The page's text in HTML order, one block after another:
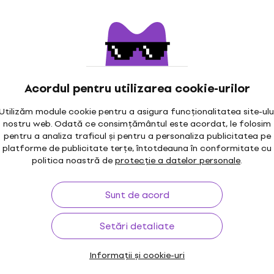
Acordul pentru utilizarea cookie-urilor
module cookie pentru a asigura funcționalitatea site-
nostru web. Odată ce consimțământul este acordat, le folosim
pentru a analiza traficul și pentru a personaliza publicitatea pe
platforme de publicitate terțe, întotdeauna în conformitate cu
politica noastră deprotecție a datelor personale.
Sunt de acord
Setări detaliate
Informații și cookie-uri
Contra-bărbii
16 - 1/4
vioară
MUZMUZ-20
Kun KVI12 Contra-
vioară 1/2 - 3/4 Black
Contra-bărbii pentru vioară
33,66 €cu codul
48,15 €
Contra-
vioară 1/8 - 1/4
vioară
Kun KVI2 Contra-bărbii
Contra-bărbii pentru vioară
36,30 €43,70 €
În stoc
Wolf 5450 Contra-bărbii
Acțiune